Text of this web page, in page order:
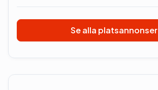
Se alla platsannonser